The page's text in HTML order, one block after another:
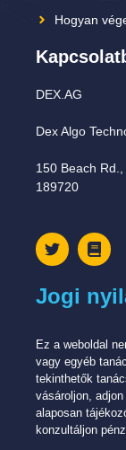
Hogyan
DEX.AG
Dex Algo
150 Beach
189720
Jogi
Ez a weboldal
vagy egyéb
tekinthetők
vásároljon,
alaposan
konzultáljon